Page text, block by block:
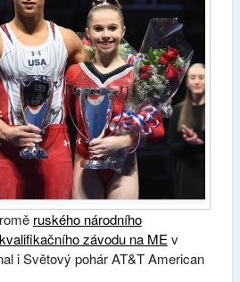
ruského národního
závodu na MEv
i Světový pohár AT&T American